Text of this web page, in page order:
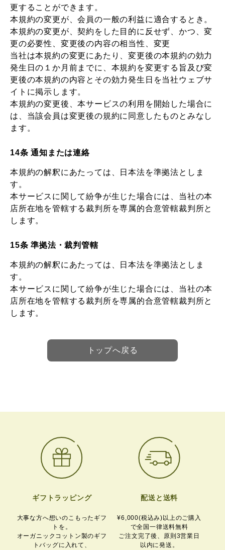
更することができます。
本規約の変更が、会員の一般の利益に適合するとき。
本規約の変更が、契約をした目的に反せず、かつ、変
更の必要性、変更後の内容の相当性、変更
当社は本規約の変更にあたり、変更後の本規約の効力
発生日の１か月前までに、本規約を変更する旨及び変
更後の本規約の内容とその効力発生日を当社ウェブサ
イトに掲示します。
本規約の変更後、本サービスの利用を開始した場合に
は、当該会員は変更後の規約に同意したものとみなし
ます。
14条 通知または連絡
本規約の解釈にあたっては、日本法を準拠法としま
す。
本サービスに関して紛争が生じた場合には、当社の本
店所在地を管轄する裁判所を専属的合意管轄裁判所と
します。
15条 準拠法・裁判管轄
本規約の解釈にあたっては、日本法を準拠法としま
す。
本サービスに関して紛争が生じた場合には、当社の本
店所在地を管轄する裁判所を専属的合意管轄裁判所と
します。
トップへ戻る
ギフトラッピング
大事な方へ想いのこもったギフ
トを。
オーガニックコットン製のギフ
トバッグに入れて、
配送と送料
¥6,000(税込み)以上のご購入
で全国一律送料無料
ご注文完了後、原則3営業日
以内に発送。